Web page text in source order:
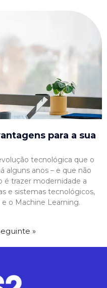
para a sua
tecnológica que o
alguns anos – e que não
é trazer modernidade a
e sistemas tecnológicos,
o Machine Learning.
»